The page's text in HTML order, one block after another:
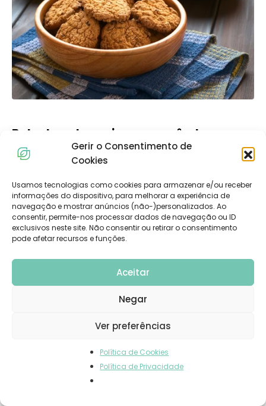
Gerir o Consentimento de
Cookies
Usamos tecnologias como cookies para armazenar e/ou receber
informações do dispositivo, para melhorar a experiência de
navegação e mostrar anúncios (não-)personalizados. Ao
consentir, permite-nos processar dados de navegação ou ID
exclusivos neste site. Não consentir ou retirar o consentimento
pode afetar recursos e funções.
Aceitar
Negar
Ver preferências
Política de Cookies
Política de Privacidade
Bolachas de aveia com amêndoas e
arandos vermelhos
Ingredientes: 1 chávena de farinha de trigo integral 1 c. de chá
de bicarbonato de sódio ½ c. de chá...